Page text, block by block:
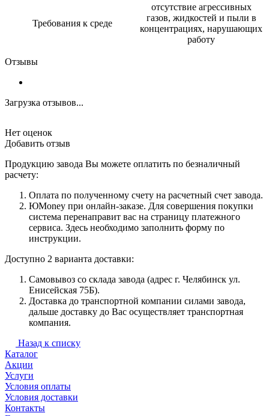
Требования к среде
отсутствие агрессивных
газов, жидкостей и пыли в
концентрациях, нарушающих
работу
Отзывы
Загрузка отзывов...
Нет оценок
Добавить отзыв
Продукцию завода Вы можете оплатить по безналичный
расчету:
Оплата по полученному счету на расчетный счет завода.
ЮMoney при онлайн-заказе. Для совершения покупки
система перенаправит вас на страницу платежного
сервиса. Здесь необходимо заполнить форму по
инструкции.
Доступно 2 варианта доставки:
Самовывоз со склада завода (адрес г. Челябинск ул.
Енисейская 75Б).
Доставка до транспортной компании силами завода,
дальше доставку до Вас осуществляет транспортная
компания.
Назад к списку
Каталог
Акции
Услуги
Условия оплаты
Условия доставки
Контакты